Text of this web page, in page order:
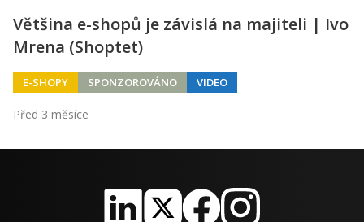
Většina e-shopů je závislá na majiteli | Ivo
Mrena (Shoptet)
E-SHOPY SPONZOROVÁNO VIDEO
Před 3 měsíce